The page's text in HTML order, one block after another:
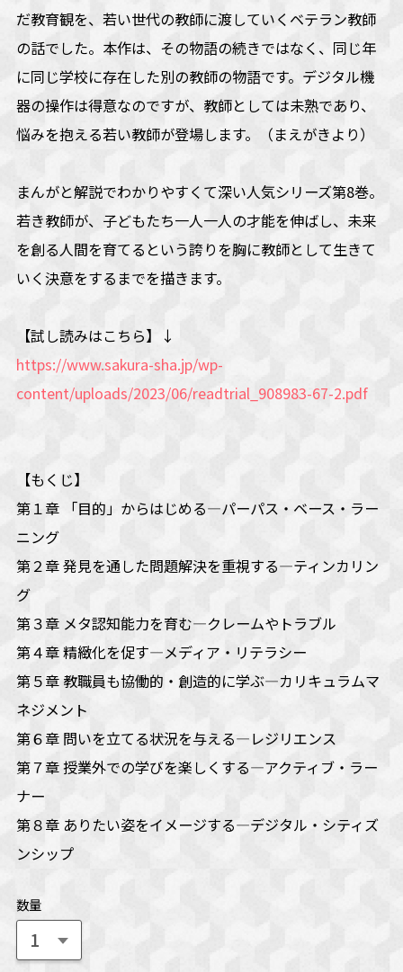
だ教育観を、若い世代の教師に渡していくベテラン教師
の話でした。本作は、その物語の続きではなく、同じ年
に同じ学校に存在した別の教師の物語です。デジタル機
器の操作は得意なのですが、教師としては未熟であり、
悩みを抱える若い教師が登場します。（まえがきより）
まんがと解説でわかりやすくて深い人気シリーズ第8巻。
若き教師が、子どもたち一人一人の才能を伸ばし、未来
を創る人間を育てるという誇りを胸に教師として生きて
いく決意をするまでを描きます。
【試し読みはこちら】↓
https://www.sakura-sha.jp/wp-
content/uploads/2023/06/readtrial_908983-67-2.pdf
【もくじ】
第１章 「目的」からはじめる―パーパス・ベース・ラー
ニング
第２章 発見を通した問題解決を重視する―ティンカリン
グ
第３章 メタ認知能力を育む―クレームやトラブル
第４章 精緻化を促す―メディア・リテラシー
第５章 教職員も協働的・創造的に学ぶ―カリキュラムマ
ネジメント
第６章 問いを立てる状況を与える―レジリエンス
第７章 授業外での学びを楽しくする―アクティブ・ラー
ナー
第８章 ありたい姿をイメージする―デジタル・シティズ
ンシップ
数量